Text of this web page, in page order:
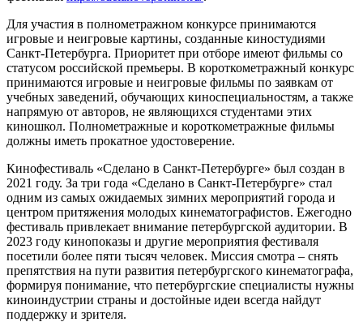
Для участия в полнометражном конкурсе принимаются
игровые и неигровые картины, созданные киностудиями
Санкт-Петербурга. Приоритет при отборе имеют фильмы со
статусом российской премьеры. В короткометражный конкурс
принимаются игровые и неигровые фильмы по заявкам от
учебных заведений, обучающих киноспециальностям, а также
напрямую от авторов, не являющихся студентами этих
киношкол. Полнометражные и короткометражные фильмы
должны иметь прокатное удостоверение.
Кинофестиваль «Сделано в Санкт-Петербурге» был создан в
2021 году. За три года «Сделано в Санкт-Петербурге» стал
одним из самых ожидаемых зимних мероприятий города и
центром притяжения молодых кинематографистов. Ежегодно
фестиваль привлекает внимание петербургской аудитории. В
2023 году кинопоказы и другие мероприятия фестиваля
посетили более пяти тысяч человек. Миссия смотра – снять
препятствия на пути развития петербургского кинематографа,
формируя понимание, что петербургские специалисты нужны
киноиндустрии страны и достойные идеи всегда найдут
поддержку и зрителя.